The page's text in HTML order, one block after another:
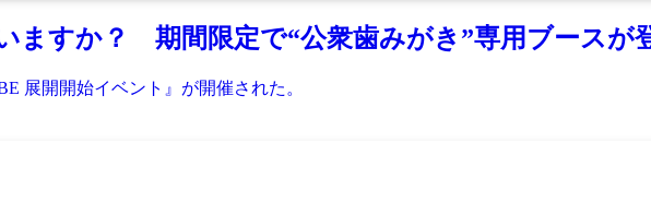
ますか？ 期間限定で“公衆歯みがき”専用ブースが
展開開始イベント』が開催された。